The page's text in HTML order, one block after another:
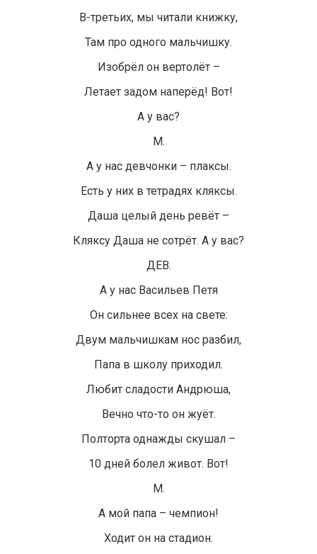
В-третьих, мы читали книжку,
Там про одного мальчишку.
Изобрёл он вертолёт –
Летает задом наперёд! Вот!
А у вас?
М.
А у нас девчонки – плаксы.
Есть у них в тетрадях кляксы.
Даша целый день ревёт –
Кляксу Даша не сотрёт. А у вас?
ДЕВ.
А у нас Васильев Петя
Он сильнее всех на свете:
Двум мальчишкам нос разбил,
Папа в школу приходил.
Любит сладости Андрюша,
Вечно что-то он жуёт.
Полторта однажды скушал –
10 дней болел живот. Вот!
М.
А мой папа – чемпион!
Ходит он на стадион.